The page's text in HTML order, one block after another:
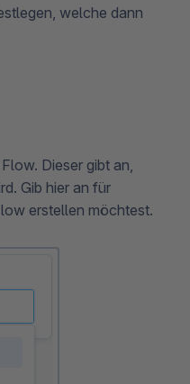
welche dann
Dieser gibt an,
Gib hier an für
erstellen möchtest.